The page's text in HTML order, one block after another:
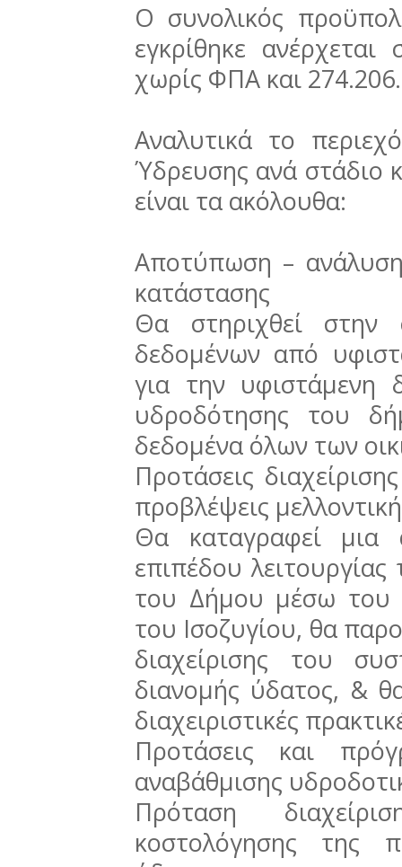
Ο συνολικός
εγκρίθηκε
χωρίς ΦΠΑ και
Αναλυτικά το
Ύδρευσης ανά στάδιο
είναι τα ακόλουθα:
Αποτύπωση –
κατάστασης
Θα στηριχθεί στην
δεδομένων από
για την υφιστάμενη
υδροδότησης του
δεδομένα όλων των
Προτάσεις
προβλέψεις
Θα καταγραφεί μια
επιπέδου
του Δήμου μέσω του
του Ισοζυγίου, θα
διαχείρισης του
διανομής ύδατος, &
διαχειριστικές
Προτάσεις και
αναβάθμισης
Πρόταση
κοστολόγησης της